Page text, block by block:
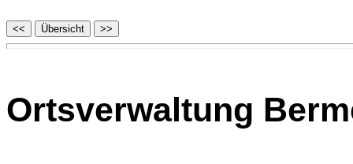
Ortsverwaltung